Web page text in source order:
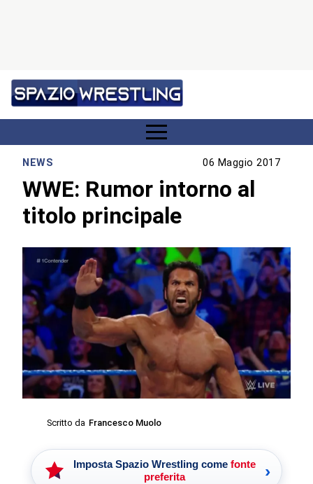
NEWS 06 Maggio 2017
WWE: Rumor intorno al
titolo principale
Scritto da Francesco Muolo
Imposta Spazio Wrestling come fonte
preferita
›